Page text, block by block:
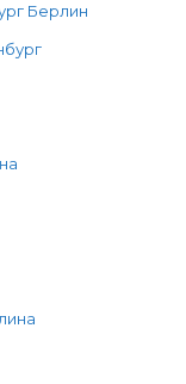
Берлин